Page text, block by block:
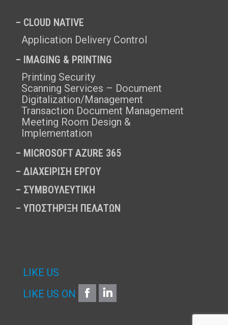
– CLOUD NATIVE
Application Delivery Control
– IMAGING & PRINTING
Printing Security
Scanning Services – Document
Digitalization/Management
Transaction Document Management
Meeting Room Design &
Implementation
– MICROSOFT AZURE 365
– ΔΙΑΧΕΙΡΙΣΗ ΕΡΓΟΥ
– ΣΥΜΒΟΥΛΕΥΤΙΚΗ
– ΥΠΟΣΤΗΡΙΞΗ ΠΕΛΑΤΩΝ
LIKE US
LIKE US ON
FACEBOOK